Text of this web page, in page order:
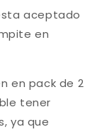
aceptado
en
en pack de 2
tener
ya que